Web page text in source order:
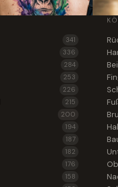
341
336
284
253
226
215
200
194
187
182
176
158